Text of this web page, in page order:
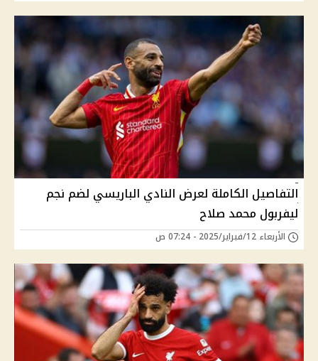
التفاصيل الكاملة لعرض النادي الباريسي لضم نجم
ليفربول محمد صلاح
الأربعاء 12/فبراير/2025 - 07:24 ص